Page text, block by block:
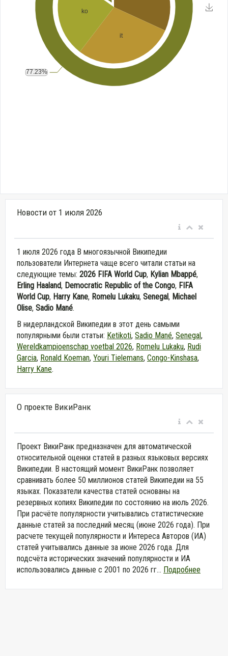
Новости от 1 июля 2026
1 июля 2026 года В многоязычной Википедии
пользователи Интернета чаще всего читали статьи на
следующие темы: 2026 FIFA World Cup, Kylian Mbappé,
Erling Haaland, Democratic Republic of the Congo, FIFA
World Cup, Harry Kane, Romelu Lukaku, Senegal, Michael
Olise, Sadio Mané.
В нидерландской Википедии в этот день самыми
популярными были статьи: Ketikoti, Sadio Mané, Senegal,
Wereldkampioenschap voetbal 2026, Romelu Lukaku, Rudi
Garcia, Ronald Koeman, Youri Tielemans, Congo-Kinshasa,
Harry Kane.
О проекте ВикиРанк
Проект ВикиРанк предназначен для автоматической
относительной оценки статей в разных языковых версиях
Википедии. В настоящий момент ВикиРанк позволяет
сравнивать более 50 миллионов статей Википедии на 55
языках. Показатели качества статей основаны на
резервных копиях Википедии по состоянию на июль 2026.
При расчёте популярности учитывались статистические
данные статей за последний месяц (июне 2026 года). При
расчете текущей популярности и Интереса Авторов (ИА)
статей учитывались данные за июне 2026 года. Для
подсчёта исторических значений популярности и ИА
использовались данные с 2001 по 2026 гг... Подробнее